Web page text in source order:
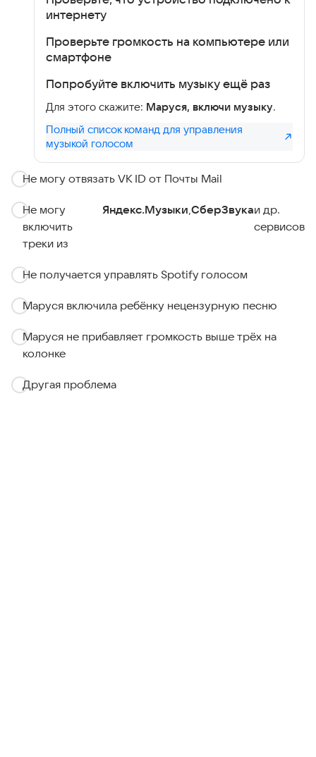
интернету
Проверьте громкость на компьютере или
смартфоне
Попробуйте включить музыку ещё раз
Для этого скажите: Маруся, включи музыку.
Полный список команд для управления
музыкой голосом
Не могу отвязать VK ID от Почты Mail
Не могу
включить
треки из
Яндекс.Музыки,СберЗвукаи др.
сервисов
Не получается управлять Spotify голосом
Маруся включила ребёнку нецензурную песню
Маруся не прибавляет громкость выше трёх на
колонке
Другая проблема